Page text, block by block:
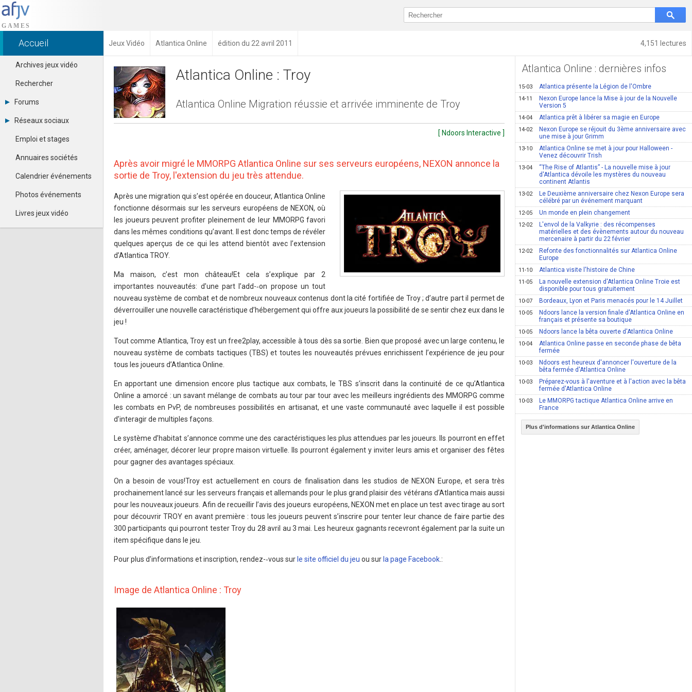
4,151 lectures
Accueil Jeux Vidéo Atlantica Online édition du 22 avril 2011
Archives jeux vidéo
Rechercher
Forums
Tous les forums
Se connecter
Contacter un modérateur
Réseaux sociaux
Dailymotion
Facebook
Google+
Pinterest
Youtube
Emploi et stages
Annuaires sociétés
Calendrier événements
Photos événements
Livres jeux vidéo
Atlantica Online : Troy
Atlantica Online Migration réussie et arrivée imminente de Troy
[ Ndoors Interactive ]
Après avoir migré le MMORPG Atlantica Online sur ses serveurs européens, NEXON annonce la
sortie de Troy, l'extension du jeu très attendue.
Après une migration qui s’est opérée en douceur, Atlantica Online
fonctionne désormais sur les serveurs européens de NEXON, où
les joueurs peuvent profiter pleinement de leur MMORPG favori
dans les mêmes conditions qu’avant. Il est donc temps de révéler
quelques aperçus de ce qui les attend bientôt avec l’extension
d’Atlantica TROY.
Ma maison, c’est mon château!Et cela s’explique par 2
importantes nouveautés: d’une part l’add-­‐on propose un tout
nouveau système de combat et de nombreux nouveaux contenus dont la cité fortifiée de Troy ; d’autre part il permet de
déverrouiller une nouvelle caractéristique d’hébergement qui offre aux joueurs la possibilité de se sentir chez eux dans le
jeu !
Tout comme Atlantica, Troy est un free2play, accessible à tous dès sa sortie. Bien que proposé avec un large contenu, le
nouveau système de combats tactiques (TBS) et toutes les nouveautés prévues enrichissent l’expérience de jeu pour
tous les joueurs d’Atlantica Online.
En apportant une dimension encore plus tactique aux combats, le TBS s’inscrit dans la continuité de ce qu’Atlantica
Online a amorcé : un savant mélange de combats au tour par tour avec les meilleurs ingrédients des MMORPG comme
les combats en PvP, de nombreuses possibilités en artisanat, et une vaste communauté avec laquelle il est possible
d’interagir de multiples façons.
Le système d’habitat s’annonce comme une des caractéristiques les plus attendues par les joueurs. Ils pourront en effet
créer, aménager, décorer leur propre maison virtuelle. Ils pourront également y inviter leurs amis et organiser des fêtes
pour gagner des avantages spéciaux.
On a besoin de vous!Troy est actuellement en cours de finalisation dans les studios de NEXON Europe, et sera très
prochainement lancé sur les serveurs français et allemands pour le plus grand plaisir des vétérans d’Atlantica mais aussi
pour les nouveaux joueurs. Afin de recueillir l’avis des joueurs européens, NEXON met en place un test avec tirage au sort
pour découvrir TROY en avant première : tous les joueurs peuvent s’inscrire pour tenter leur chance de faire partie des
300 participants qui pourront tester Troy du 28 avril au 3 mai. Les heureux gagnants recevront également par la suite un
item spécifique dans le jeu.
Pour plus d’informations et inscription, rendez-­‐vous sur le site officiel du jeu ou sur la page Facebook .:
Image de Atlantica Online : Troy
Atlantica Online : dernières infos
15-03 Atlantica présente la Légion de l'Ombre
14-11
Nexon Europe lance la Mise à jour de la Nouvelle
Version 5
14-04 Atlantica prêt à libérer sa magie en Europe
14-02
Nexon Europe se réjouit du 3ème anniversaire avec
une mise à jour Grimm
13-10
Atlantica Online se met à jour pour Halloween -
Venez découvrir Trish
13-04
“The Rise of Atlantis” - La nouvelle mise à jour
d'Atlantica dévoile les mystères du nouveau
continent Atlantis
13-02
Le Deuxième anniversaire chez Nexon Europe sera
célébré par un événement marquant
12-05 Un monde en plein changement
12-02
L'envol de la Valkyrie : des récompenses
matérielles et des évènements autour du nouveau
mercenaire à partir du 22 février
12-02
Refonte des fonctionnalités sur Atlantica Online
Europe
11-10 Atlantica visite l'histoire de Chine
11-05
La nouvelle extension d'Atlantica Online Troie est
disponible pour tous gratuitement
10-07 Bordeaux, Lyon et Paris menacés pour le 14 Juillet
10-05
Ndoors lance la version finale d'Atlantica Online en
français et présente sa boutique
10-05 Ndoors lance la bêta ouverte d'Atlantica Online
10-04
Atlantica Online passe en seconde phase de bêta
fermée
10-03
Ndoors est heureux d'annoncer l'ouverture de la
bêta fermée d'Atlantica Online
10-03
Préparez-vous à l'aventure et à l'action avec la bêta
fermée d'Atlantica Online
10-03
Le MMORPG tactique Atlantica Online arrive en
France
Plus d'informations sur Atlantica Online